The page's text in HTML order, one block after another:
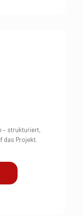
– strukturiert,
das Projekt.